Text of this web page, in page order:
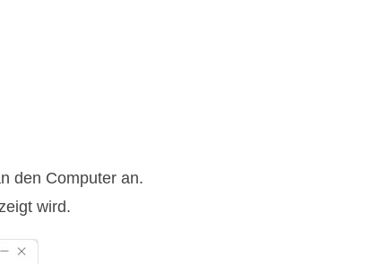
den Computer an.
wird.